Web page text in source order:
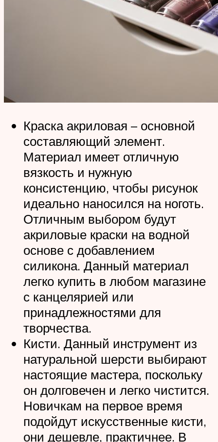
Краска акриловая – основной
составляющий элемент.
Материал имеет отличную
вязкость и нужную
консистенцию, чтобы рисунок
идеально наносился на ноготь.
Отличным выбором будут
акриловые краски на водной
основе с добавлением
силикона. Данный материал
легко купить в любом магазине
с канцелярией или
принадлежностями для
творчества.
Кисти. Данный инструмент из
натуральной шерсти выбирают
настоящие мастера, поскольку
он долговечен и легко чистится.
Новичкам на первое время
подойдут искусственные кисти,
они дешевле, практичнее. В